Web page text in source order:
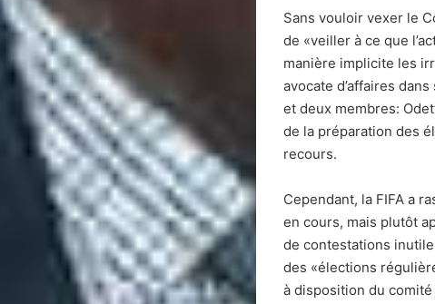
Sans vouloir vexer le
de «veiller à ce que
manière implicite les
avocate d’affaires
et deux membres:
de la préparation des
recours.
Cependant, la FIFA a
en cours, mais plutôt
de contestations
des «élections
à disposition du